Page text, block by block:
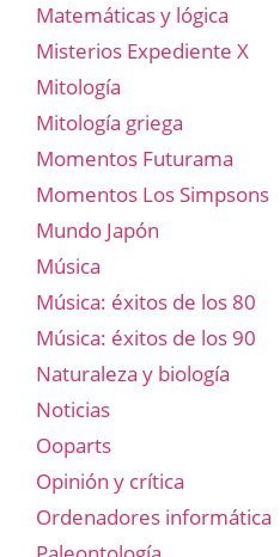
Matemáticas y lógica
Misterios Expediente X
Mitología
Mitología griega
Momentos Futurama
Momentos Los Simpsons
Mundo Japón
Música
Música: éxitos de los 80
Música: éxitos de los 90
Naturaleza y biología
Noticias
Ooparts
Opinión y crítica
Ordenadores informática